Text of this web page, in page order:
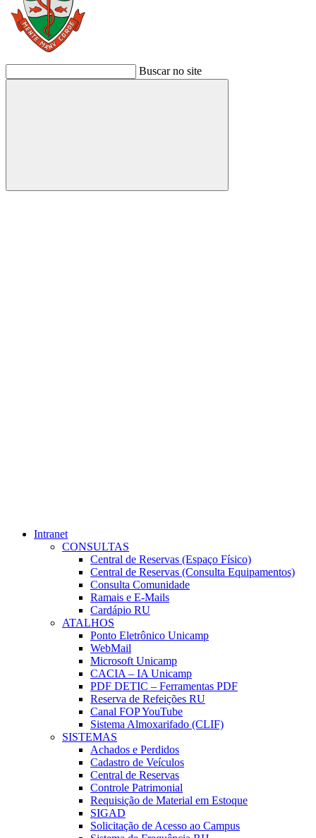
Buscar no site
Buscar
Intranet
CONSULTAS
Central de Reservas (Espaço Físico)
Central de Reservas (Consulta Equipamentos)
Consulta Comunidade
Ramais e E-Mails
Cardápio RU
ATALHOS
Ponto Eletrônico Unicamp
WebMail
Microsoft Unicamp
CACIA – IA Unicamp
PDF DETIC – Ferramentas PDF
Reserva de Refeições RU
Canal FOP YouTube
Sistema Almoxarifado (CLIF)
SISTEMAS
Achados e Perdidos
Cadastro de Veículos
Central de Reservas
Controle Patrimonial
Requisição de Material em Estoque
SIGAD
Solicitação de Acesso ao Campus